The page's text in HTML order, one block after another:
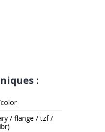
:
/ flange / tzf /